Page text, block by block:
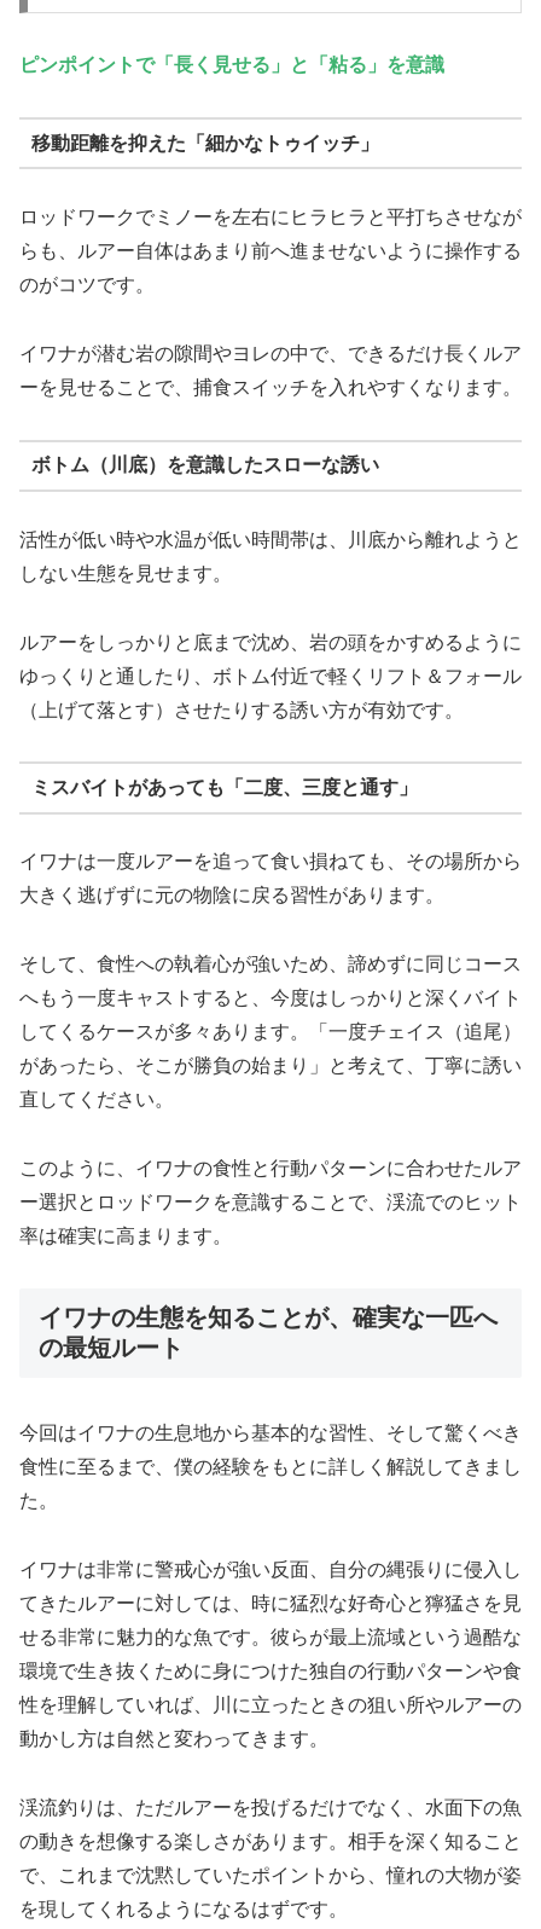
ピンポイントで「長く見せる」と「粘る」を意識
移動距離を抑えた「細かなトゥイッチ」
ロッドワークでミノーを左右にヒラヒラと平打ちさせなが
らも、ルアー自体はあまり前へ進ませないように操作する
のがコツです。
イワナが潜む岩の隙間やヨレの中で、できるだけ長くルア
ーを見せることで、捕食スイッチを入れやすくなります。
ボトム（川底）を意識したスローな誘い
活性が低い時や水温が低い時間帯は、川底から離れようと
しない生態を見せます。
ルアーをしっかりと底まで沈め、岩の頭をかすめるように
ゆっくりと通したり、ボトム付近で軽くリフト＆フォール
（上げて落とす）させたりする誘い方が有効です。
ミスバイトがあっても「二度、三度と通す」
イワナは一度ルアーを追って食い損ねても、その場所から
大きく逃げずに元の物陰に戻る習性があります。
そして、食性への執着心が強いため、諦めずに同じコース
へもう一度キャストすると、今度はしっかりと深くバイト
してくるケースが多々あります。「一度チェイス（追尾）
があったら、そこが勝負の始まり」と考えて、丁寧に誘い
直してください。
このように、イワナの食性と行動パターンに合わせたルア
ー選択とロッドワークを意識することで、渓流でのヒット
率は確実に高まります。
イワナの生態を知ることが、確実な一匹へ
の最短ルート
今回はイワナの生息地から基本的な習性、そして驚くべき
食性に至るまで、僕の経験をもとに詳しく解説してきまし
た。
イワナは非常に警戒心が強い反面、自分の縄張りに侵入し
てきたルアーに対しては、時に猛烈な好奇心と獰猛さを見
せる非常に魅力的な魚です。彼らが最上流域という過酷な
環境で生き抜くために身につけた独自の行動パターンや食
性を理解していれば、川に立ったときの狙い所やルアーの
動かし方は自然と変わってきます。
渓流釣りは、ただルアーを投げるだけでなく、水面下の魚
の動きを想像する楽しさがあります。相手を深く知ること
で、これまで沈黙していたポイントから、憧れの大物が姿
を現してくれるようになるはずです。